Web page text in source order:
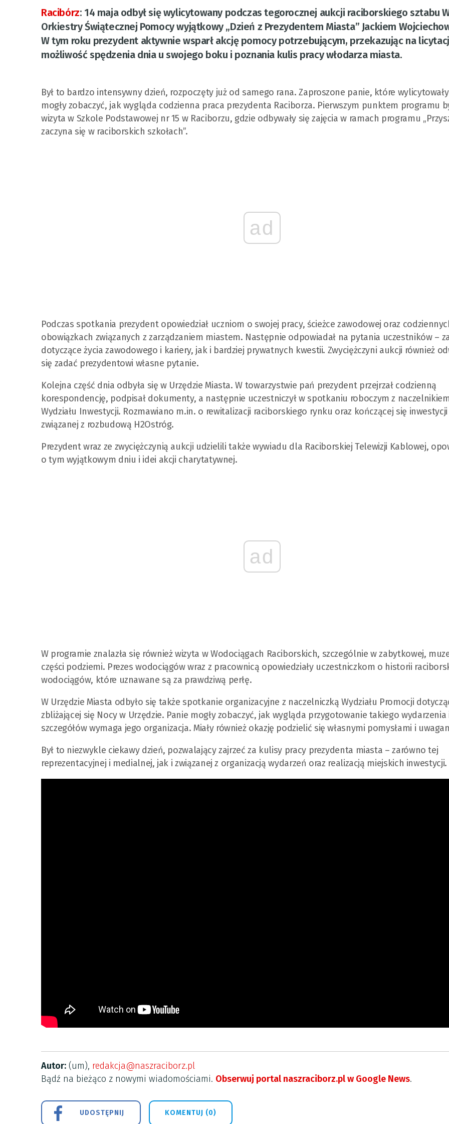
Racibórz: 14 maja odbył się wylicytowany podczas tegorocznej aukcji raciborskiego sztabu
Orkiestry Świątecznej Pomocy wyjątkowy „Dzień z Prezydentem Miasta” Jackiem
W tym roku prezydent aktywnie wsparł akcję pomocy potrzebującym, przekazując na
możliwość spędzenia dnia u swojego boku i poznania kulis pracy włodarza miasta.
Był to bardzo intensywny dzień, rozpoczęty już od samego rana. Zaproszone panie, które
mogły zobaczyć, jak wygląda codzienna praca prezydenta Raciborza. Pierwszym punktem programu
wizyta w Szkole Podstawowej nr 15 w Raciborzu, gdzie odbywały się zajęcia w ramach programu
zaczyna się w raciborskich szkołach”.
ad
Podczas spotkania prezydent opowiedział uczniom o swojej pracy, ścieżce zawodowej oraz
obowiązkach związanych z zarządzaniem miastem. Następnie odpowiadał na pytania uczestników –
dotyczące życia zawodowego i kariery, jak i bardziej prywatnych kwestii. Zwyciężczyni aukcji również
się zadać prezydentowi własne pytanie.
Kolejna część dnia odbyła się w Urzędzie Miasta. W towarzystwie pań prezydent przejrzał codzienną
korespondencję, podpisał dokumenty, a następnie uczestniczył w spotkaniu roboczym z
Wydziału Inwestycji. Rozmawiano m.in. o rewitalizacji raciborskiego rynku oraz kończącej się inwestycji
związanej z rozbudową H2Ostróg.
Prezydent wraz ze zwyciężczynią aukcji udzielili także wywiadu dla Raciborskiej Telewizji Kablowej,
o tym wyjątkowym dniu i idei akcji charytatywnej.
ad
W programie znalazła się również wizyta w Wodociągach Raciborskich, szczególnie w zabytkowej,
części podziemi. Prezes wodociągów wraz z pracownicą opowiedziały uczestniczkom o historii
wodociągów, które uznawane są za prawdziwą perłę.
W Urzędzie Miasta odbyło się także spotkanie organizacyjne z naczelniczką Wydziału Promocji
zbliżającej się Nocy w Urzędzie. Panie mogły zobaczyć, jak wygląda przygotowanie takiego wydarzenia
szczegółów wymaga jego organizacja. Miały również okazję podzielić się własnymi pomysłami i
Był to niezwykle ciekawy dzień, pozwalający zajrzeć za kulisy pracy prezydenta miasta – zarówno tej
reprezentacyjnej i medialnej, jak i związanej z organizacją wydarzeń oraz realizacją miejskich inwestycji.
Autor: (um), redakcja@naszraciborz.pl
Bądź na bieżąco z nowymi wiadomościami. Obserwuj portal naszraciborz.pl w Google News.
UDOSTĘPNIJ KOMENTUJ (0)